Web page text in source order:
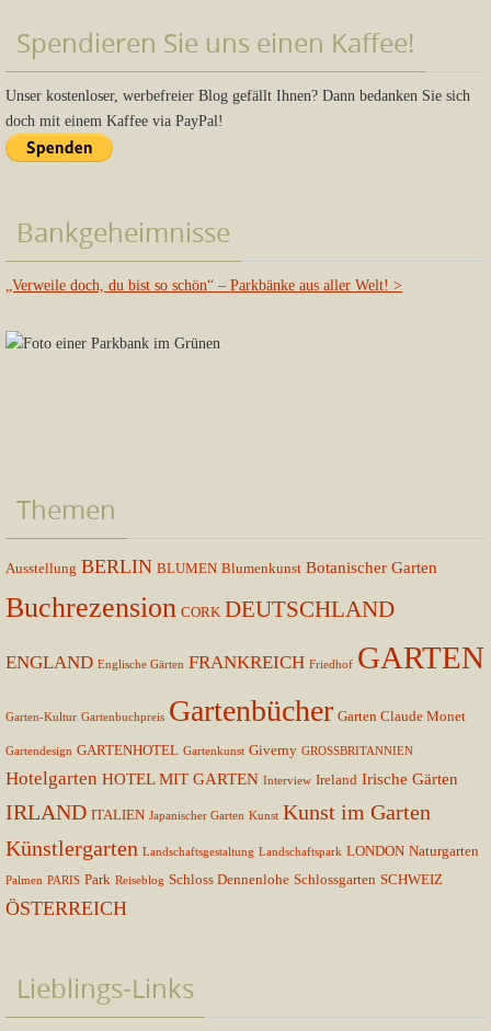
Spendieren Sie uns einen Kaffee!
Unser kostenloser, werbefreier Blog gefällt Ihnen? Dann bedanken Sie sich
doch mit einem Kaffee via PayPal!
Bankgeheimnisse
„Verweile doch, du bist so schön“ – Parkbänke aus aller Welt! >
Themen
Ausstellung BERLIN BLUMEN Blumenkunst Botanischer Garten
Buchrezension CORK DEUTSCHLAND
ENGLAND Englische Gärten FRANKREICH Friedhof GARTEN
Garten-Kultur Gartenbuchpreis Gartenbücher Garten Claude Monet
Gartendesign GARTENHOTEL Gartenkunst Giverny GROSSBRITANNIEN
Hotelgarten HOTEL MIT GARTEN Interview Ireland Irische Gärten
IRLAND ITALIEN Japanischer Garten Kunst Kunst im Garten
Künstlergarten Landschaftsgestaltung Landschaftspark LONDON Naturgarten
Palmen PARIS Park Reiseblog Schloss Dennenlohe Schlossgarten SCHWEIZ
ÖSTERREICH
Lieblings-Links